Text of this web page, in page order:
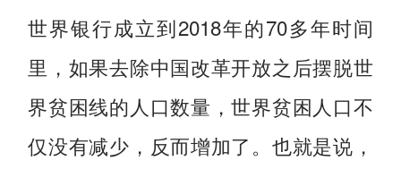
世界银行成立到2018年的70多年时间
里，如果去除中国改革开放之后摆脱世
界贫困线的人口数量，世界贫困人口不
仅没有减少，反而增加了。也就是说，